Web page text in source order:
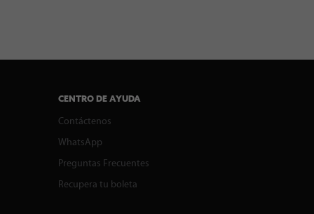
CENTRO DE AYUDA
Contáctenos
WhatsApp
Preguntas Frecuentes
Recupera tu boleta